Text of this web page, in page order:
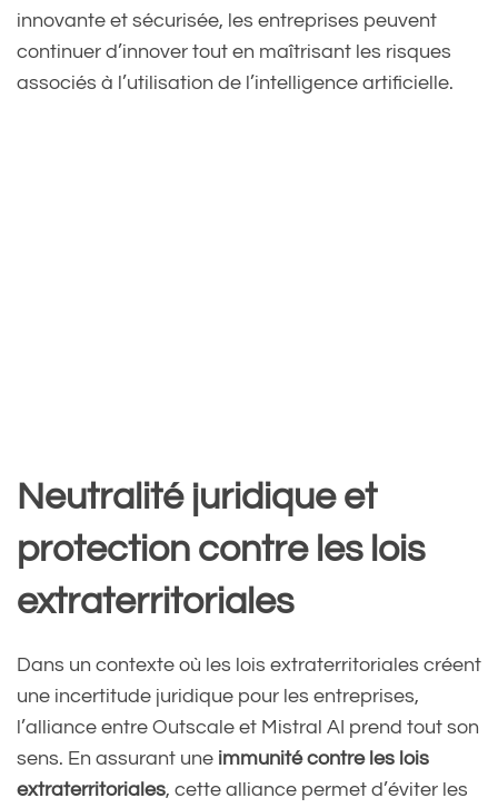
innovante et sécurisée, les entreprises peuvent
continuer d’innover tout en maîtrisant les risques
associés à l’utilisation de l’intelligence artificielle.
Neutralité juridique et
protection contre les lois
extraterritoriales
Dans un contexte où les lois extraterritoriales créent
une incertitude juridique pour les entreprises,
l’alliance entre Outscale et Mistral AI prend tout son
sens. En assurant une immunité contre les lois
extraterritoriales, cette alliance permet d’éviter les